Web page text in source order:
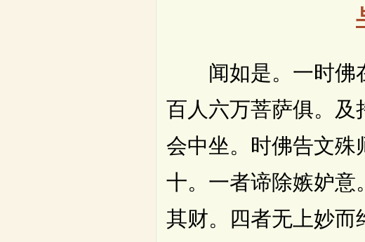
闻如是。一时佛在
百人六万菩萨俱。及
会中坐。时佛告文殊
十。一者谛除嫉妒意
其财。四者无上妙而